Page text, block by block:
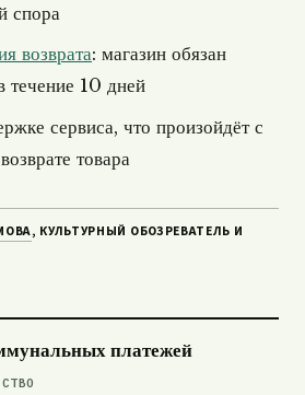
спора
возврата: магазин обязан
течение 10 дней
сервиса, что произойдёт с
товара
, КУЛЬТУРНЫЙ ОБОЗРЕВАТЕЛЬ И
платежей